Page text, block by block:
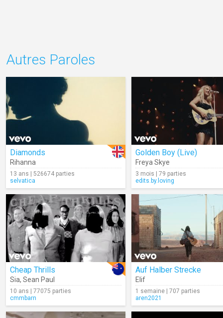
Autres Paroles
Diamonds
Rihanna
13 ans | 526674 parties
selvatica
Golden Boy (Live)
Freya Skye
3 mois | 79 parties
edits.by.loving
Cheap Thrills
Sia, Sean Paul
10 ans | 77075 parties
cmmbarn
Auf Halber Strecke
Elif
1 semaine | 707 parties
aren2021